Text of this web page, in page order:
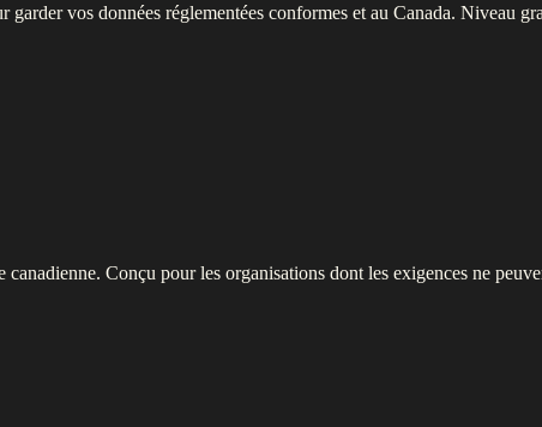
vos données réglementées conformes et au Canada. Niveau
Conçu pour les organisations dont les exigences ne